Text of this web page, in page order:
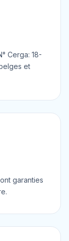
Cerga: 18-
et
garanties